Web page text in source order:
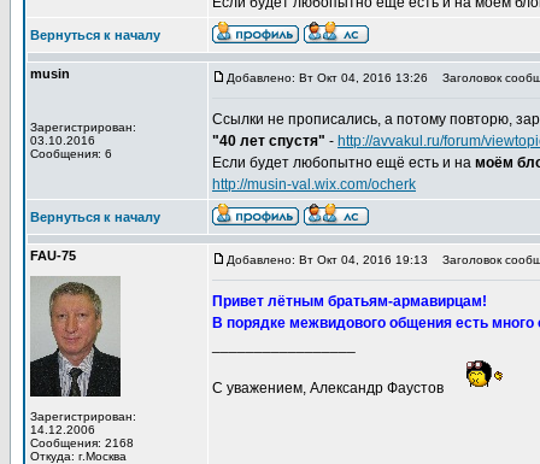
Вернуться к началу
musin
Зарегистрирован:
03.10.2016
Сообщения: 6
Добавлено: Вт Окт 04, 2016 13:26 Заголовок
Ссылки не прописались, а потому повторю,
"40 лет спустя" - http://avvakul.ru/forum/
Если будет любопытно ещё есть и на моём
http://musin-val.wix.com/ocherk
Вернуться к началу
FAU-75
Зарегистрирован:
14.12.2006
Сообщения: 2168
Откуда: г.Москва
Добавлено: Вт Окт 04, 2016 19:13 Заголовок
Привет лётным братьям-армавирцам!
В порядке межвидового общения есть
С уважением, Александр Фаустов